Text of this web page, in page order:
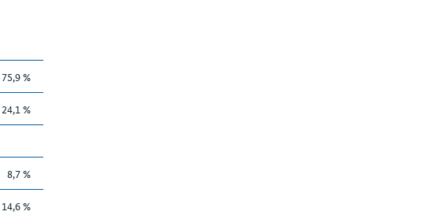
75,9 %
24,1 %
8,7 %
14,6 %